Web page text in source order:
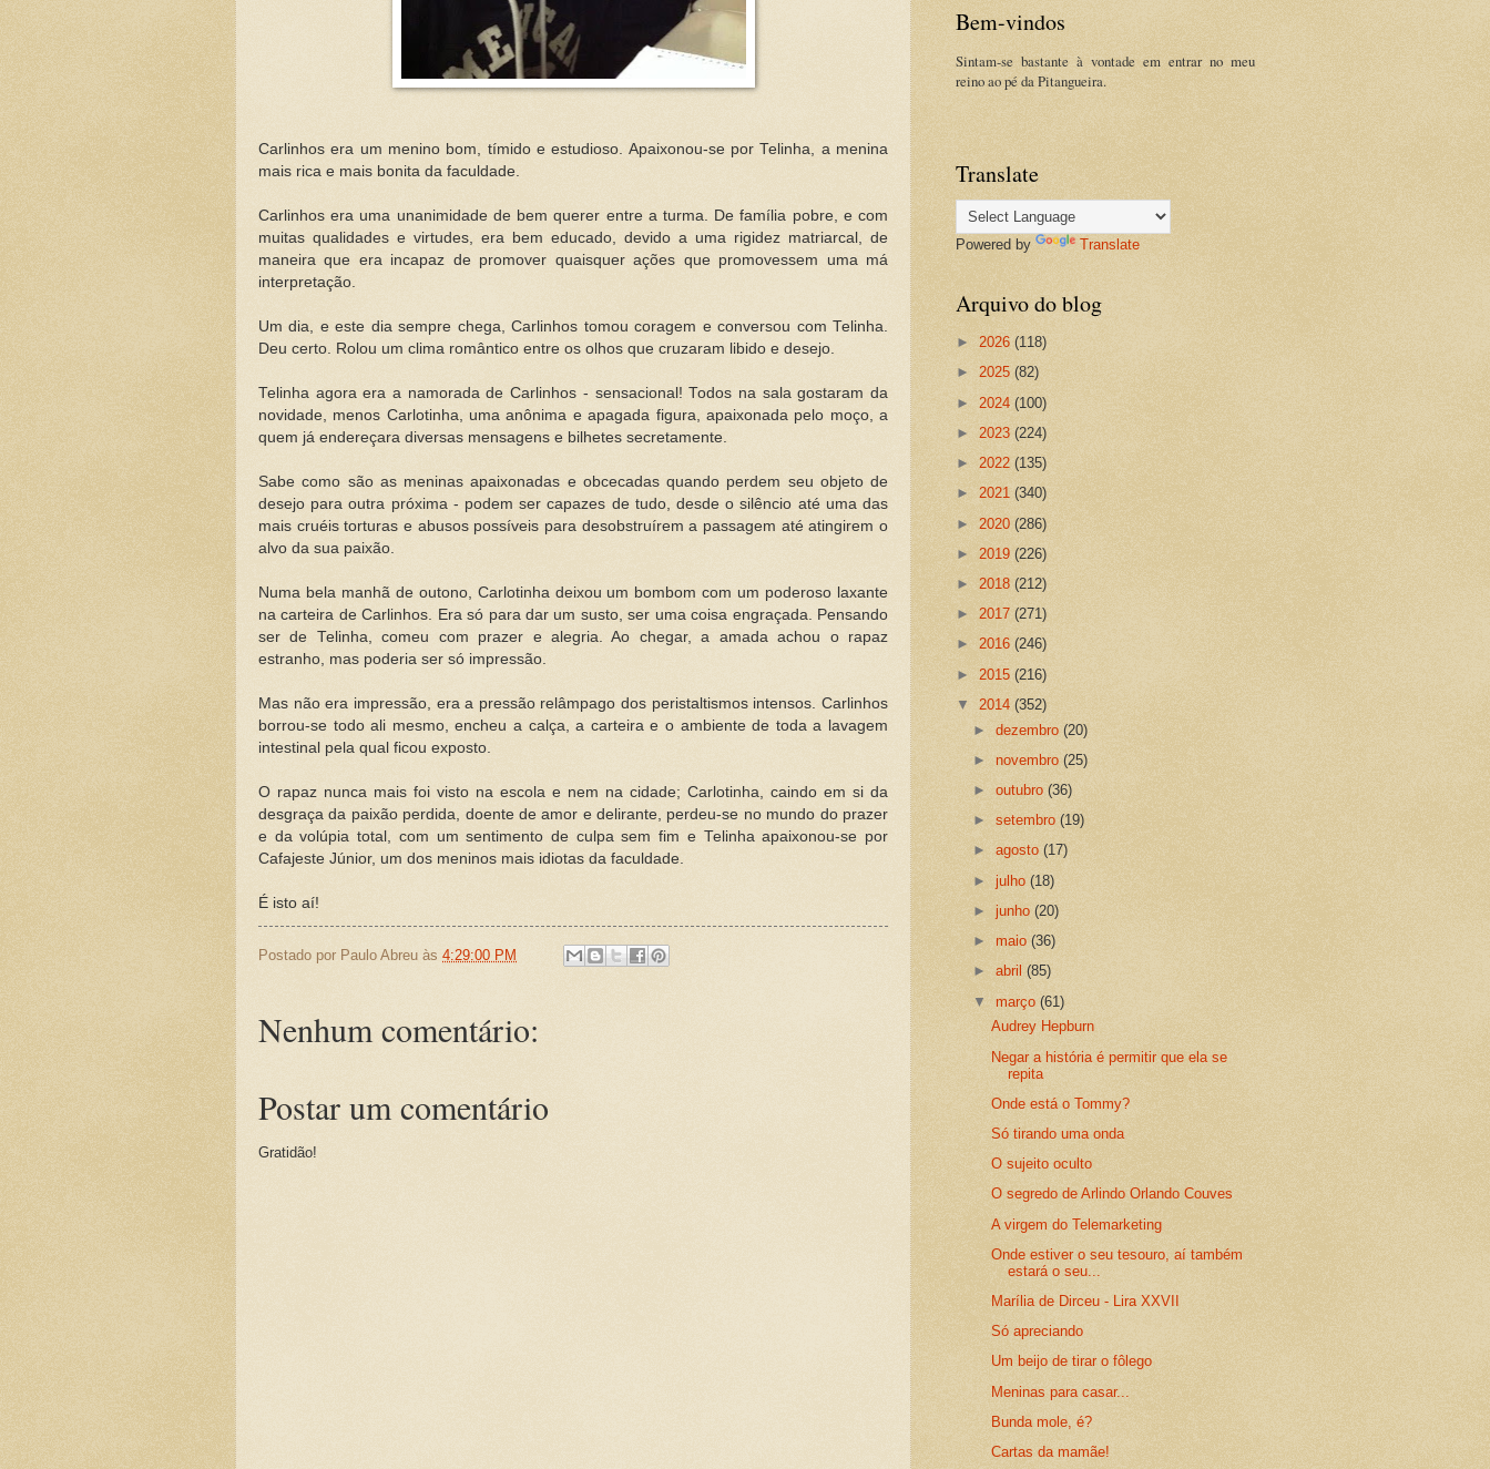
Carlinhos era um menino bom, tímido e estudioso. Apaixonou-se por Telinha, a menina
mais rica e mais bonita da faculdade.
Carlinhos era uma unanimidade de bem querer entre a turma. De família pobre, e com
muitas qualidades e virtudes, era bem educado, devido a uma rigidez matriarcal, de
maneira que era incapaz de promover quaisquer ações que promovessem uma má
interpretação.
Um dia, e este dia sempre chega, Carlinhos tomou coragem e conversou com Telinha.
Deu certo. Rolou um clima romântico entre os olhos que cruzaram libido e desejo.
Telinha agora era a namorada de Carlinhos - sensacional! Todos na sala gostaram da
novidade, menos Carlotinha, uma anônima e apagada figura, apaixonada pelo moço, a
quem já endereçara diversas mensagens e bilhetes secretamente.
Sabe como são as meninas apaixonadas e obcecadas quando perdem seu objeto de
desejo para outra próxima - podem ser capazes de tudo, desde o silêncio até uma das
mais cruéis torturas e abusos possíveis para desobstruírem a passagem até atingirem o
alvo da sua paixão.
Numa bela manhã de outono, Carlotinha deixou um bombom com um poderoso laxante
na carteira de Carlinhos. Era só para dar um susto, ser uma coisa engraçada. Pensando
ser de Telinha, comeu com prazer e alegria. Ao chegar, a amada achou o rapaz
estranho, mas poderia ser só impressão.
Mas não era impressão, era a pressão relâmpago dos peristaltismos intensos. Carlinhos
borrou-se todo ali mesmo, encheu a calça, a carteira e o ambiente de toda a lavagem
intestinal pela qual ficou exposto.
O rapaz nunca mais foi visto na escola e nem na cidade; Carlotinha, caindo em si da
desgraça da paixão perdida, doente de amor e delirante, perdeu-se no mundo do prazer
e da volúpia total, com um sentimento de culpa sem fim e Telinha apaixonou-se por
Cafajeste Júnior, um dos meninos mais idiotas da faculdade.
É isto aí!
Postado por Paulo Abreu às 4:29:00 PM
Nenhum comentário:
Postar um comentário
Gratidão!
Bem-vindos
Sintam-se bastante à vontade em entrar no meu
reino ao pé da Pitangueira.
Translate
Powered by Translate
Arquivo do blog
► 2026 (118)
► 2025 (82)
► 2024 (100)
► 2023 (224)
► 2022 (135)
► 2021 (340)
► 2020 (286)
► 2019 (226)
► 2018 (212)
► 2017 (271)
► 2016 (246)
► 2015 (216)
▼ 2014 (352)
►dezembro(20)
►novembro(25)
►outubro(36)
►setembro(19)
►agosto(17)
►julho(18)
► junho(20)
►maio(36)
►abril(85)
▼março(61)
Audrey Hepburn
Negar a história é permitir que ela se
repita
Onde está o Tommy?
Só tirando uma onda
O sujeito oculto
O segredo de Arlindo Orlando Couves
A virgem do Telemarketing
Onde estiver o seu tesouro, aí também
estará o seu...
Marília de Dirceu - Lira XXVII
Só apreciando
Um beijo de tirar o fôlego
Meninas para casar...
Bunda mole, é?
Cartas da mamãe!